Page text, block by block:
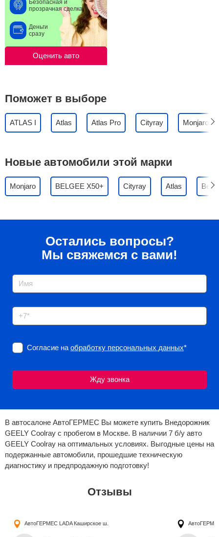
Безопасная и
прозрачная сделка
Деньги
сразу
Оценить авто
Поможет в выборе
ATLAS I Atlas Atlas Pro Cityray Monjaro
Новые автомобили этой марки
Monjaro BELGEE X50+ Cityray Atlas
Остались вопросы?
Мы свяжемся с вами!
Согласие наобработку персональных данных*
В автосалоне АвтоГЕРМЕС Вы можете купить Внедорожник
GEELY Coolray с пробегом в Москве. В наличии 7 б/у авто
GEELY Coolray на оптимальных условиях. Выгодные цены на
подержанные автомобили, прошедшие техническую
диагностику и предпродажную подготовку!
Отзывы
АвтоГЕРМЕС LADA Каширское ш.